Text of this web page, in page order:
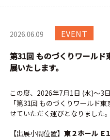
2026.06.09
EVENT
第31回 ものづくりワール
展いたします。
この度、2026年7月1日 (水)～3
「第31回 ものづくりワールド
せていただく運びとなりました。
【出展小間位置】 東２ホール E